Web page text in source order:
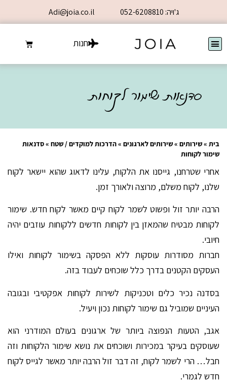
ג'ויה: 052-6208810 Adi@joia.co.il
חנות
סדנאות שימור לקוחות
בית»שירותים»שירותים לארגונים»הדרכות למוקדים / שטח»סדנאות
שימור לקוחות
אחרי שטרחנו, גייסנו את הלקוח, עלינו לדאוג שהוא יישאר לקוח
שלנו, לקוח משלם, מרוצה ולאורך זמן.
הרבה יותר זול ופשוט לשמר לקוח קיים מאשר לקוח חדש. שימור
לקוחות מבטיח שהמאזן בין לקוחות חדשים ללקוחות עוזבים יהיה
חיובי.
חברות מסודרות עוסקות ללא הפסקה בשימור לקוחות ואילו
העסקים הקטנים בדרך כלל שוכחים לעבוד בזה.
בסדנה נכיר כלים וטכניקות לשירות לקוחות אפקטיבי ובגובה
העיניים שמוביל גם שימור לקוחות נכון ויעיל.
אגב, הטעות הנפוצה ביותר של ארגונים בעולם המודרני הוא
שעוסקים בעיקר במכירות ושוכחים את נושא שימור הלקוחות וזה
חבל… הרי לשמר לקוח, זה דבר זול הרבה יותר מאשר לגייס לקוח
חדש לגמרי.